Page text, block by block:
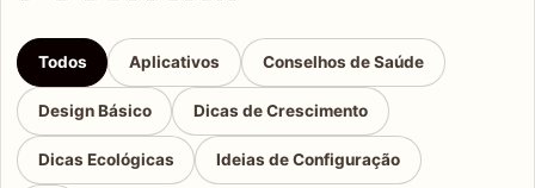
Todos Aplicativos Conselhos de Saúde
Design Básico Dicas de Crescimento
Dicas Ecológicas Ideias de Configuração